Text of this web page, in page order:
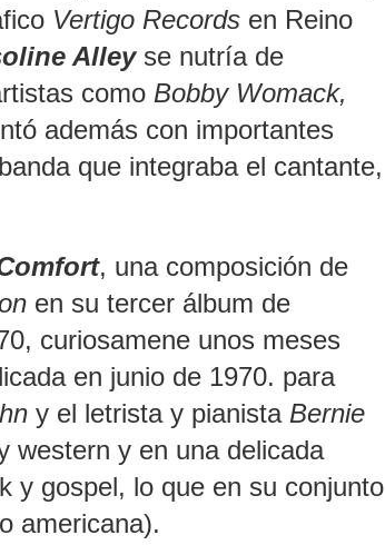
Vertigo Records en Reino
Alleyse nutría de
como Bobby Womack,
además con importantes
que integraba el cantante,
, una composición de
en su tercer álbum de
curiosamene unos meses
en junio de 1970. para
y el letrista y pianista Bernie
western y en una delicada
y gospel, lo que en su conjunto
americana).